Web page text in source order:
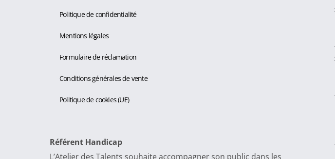
Politique de confidentialité
Mentions légales
Formulaire de réclamation
Conditions générales de vente
Politique de cookies (UE)
Référent Handicap
L’Atelier des Talents souhaite accompagner son public dans les